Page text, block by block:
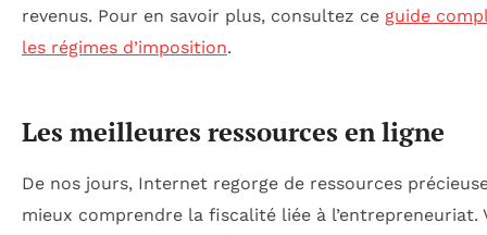
revenus. Pour en savoir plus, consultez ce guide
les régimes d’imposition.
Les meilleures ressources en ligne
De nos jours, Internet regorge de ressources
mieux comprendre la fiscalité liée à l’entrepreneuriat.